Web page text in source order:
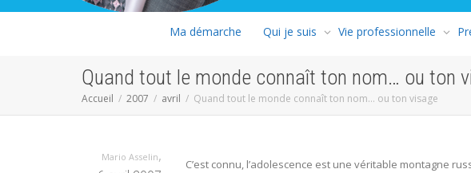
Ma démarche Qui je suis Vie professionnelle
Quand tout le monde connaît ton nom… ou ton
Accueil 2007 avril Quand tout le monde connaît ton nom… ou ton visage
Mario Asselin,
C’est connu, l’adolescence est une véritable montagne